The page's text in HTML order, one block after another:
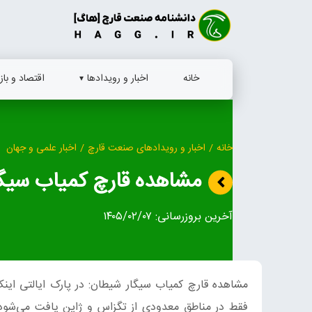
خانه اخبار و رویدادها اقتصاد و
خانه / اخبار و رویدادهای صنعت قارچ / اخبار علمی و جهان
مشاهده قارچ کمیاب
آخرین بروزرسانی: ۱۴۰۵/۰۲/۰۷
مشاهده قارچ کمیاب سیگار شیطان: در پارک ایالتی
فقط در مناطق معدودی از تگزاس و ژاپن یافت